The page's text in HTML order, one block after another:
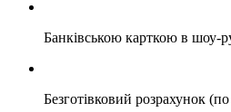
Банківською карткою в шоу-
Безготівковий розрахунок